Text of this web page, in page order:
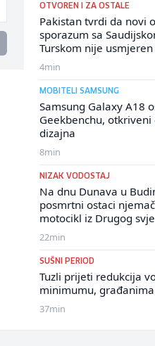
OTVOREN I ZA OSTALE
Pakistan tvrdi da novi
sporazum sa
Turskom nije
4min
MOBITELI SAMSUNG
Samsung Galaxy A18
Geekbenchu, otkriveni
dizajna
8min
NIZAK VODOSTAJ
Na dnu Dunava u
posmrtni ostaci
motocikl iz Drugog
22min
SUŠNI PERIOD
Tuzli prijeti redukcija
minimumu,
37min